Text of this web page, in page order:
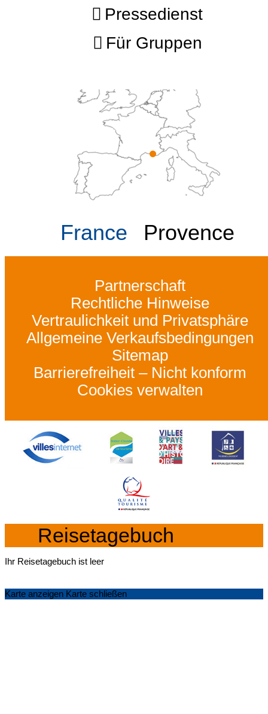
Pressedienst
Für Gruppen
France Provence
Partnerschaft
Rechtliche Hinweise
Vertraulichkeit und Privatsphäre
Allgemeine Verkaufsbedingungen
Sitemap
Barrierefreiheit – Nicht konform
Cookies verwalten
Reisetagebuch
Ihr Reisetagebuch ist leer
Karte anzeigen Karte schließen